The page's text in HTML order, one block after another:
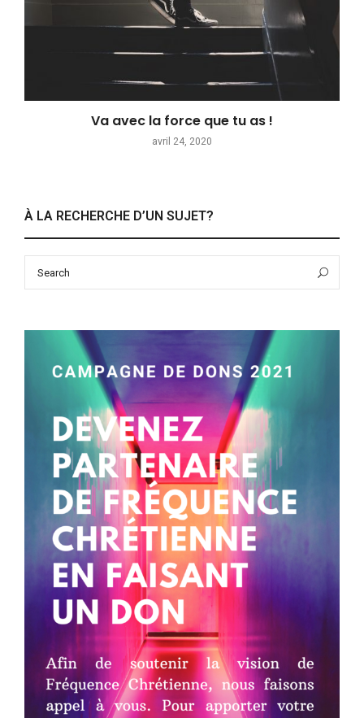
Va avec la force que tu as !
avril 24, 2020
À LA RECHERCHE D’UN SUJET?